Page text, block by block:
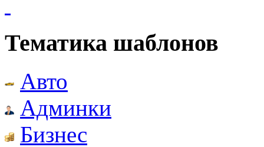
Тематика шаблонов
Авто
Админки
Бизнес